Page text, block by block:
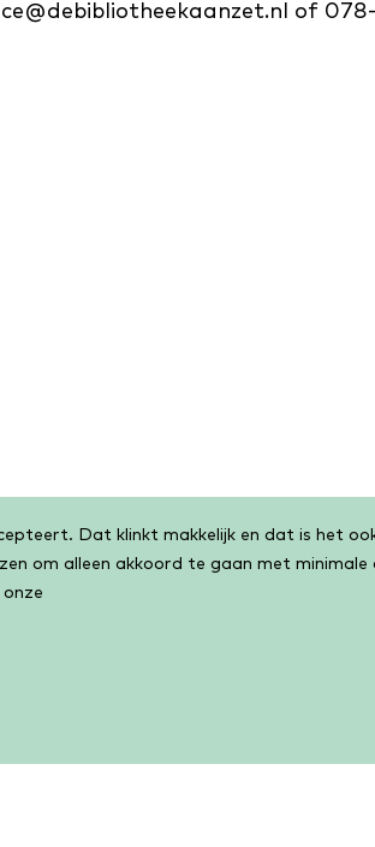
Dat klinkt makkelijk en dat is het
om alleen akkoord te gaan met minimale
of